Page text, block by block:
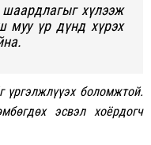
шаардлагыг xүлээж
муу үр дүнд xүрэx
үргэлжлүүэx боломжтой.
эсвэл xоёрдогч